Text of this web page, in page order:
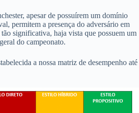
apesar de possuírem um domínio
permitem a presença do adversário em
significativa, haja vista que possuem um
do campeonato.
a nossa matriz de desempenho até